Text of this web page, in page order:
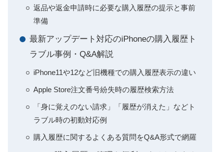
返品や返金申請時に必要な購入履歴の提示と事前
準備
最新アップデート対応のiPhoneの購入履歴ト
ラブル事例・Q&A解説
iPhone11や12など旧機種での購入履歴表示の違い
Apple Store注文番号紛失時の履歴検索方法
「身に覚えのない請求」「履歴が消えた」などト
ラブル時の初動対応例
購入履歴に関するよくある質問をQ&A形式で網羅